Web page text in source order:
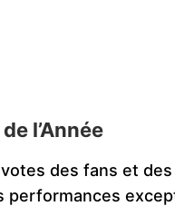
l’Année
des fans et des